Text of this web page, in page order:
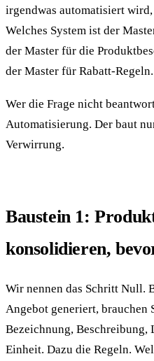
irgendwas automatisiert
Welches System ist der
der Master für die
der Master für Rabatt-Regeln.
Wer die Frage nicht
Automatisierung. Der baut
Verwirrung.
Baustein 1:
konsolidieren,
Wir nennen das Schritt Null.
Angebot generiert, brauchen
Bezeichnung,
Einheit. Dazu die Regeln.